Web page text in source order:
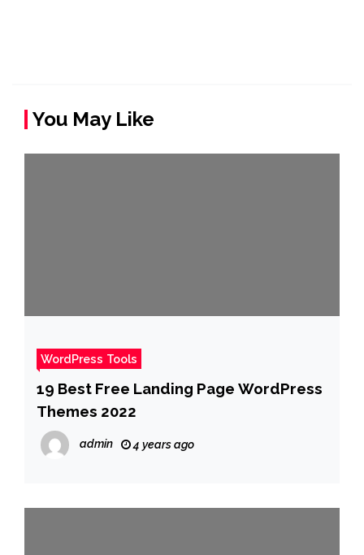
You May Like
WordPress Tools
19 Best Free Landing Page WordPress
Themes 2022
admin 4 years ago